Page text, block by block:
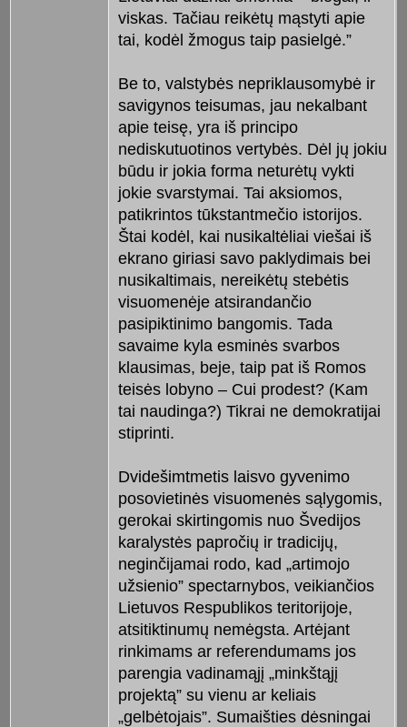
viskas. Tačiau reikėtų mąstyti apie
tai, kodėl žmogus taip pasielgė.”
Be to, valstybės nepriklausomybė ir
savigynos teisumas, jau nekalbant
apie teisę, yra iš principo
nediskutuotinos vertybės. Dėl jų jokiu
būdu ir jokia forma neturėtų vykti
jokie svarstymai. Tai aksiomos,
patikrintos tūkstantmečio istorijos.
Štai kodėl, kai nusikaltėliai viešai iš
ekrano giriasi savo paklydimais bei
nusikaltimais, nereikėtų stebėtis
visuomenėje atsirandančio
pasipiktinimo bangomis. Tada
savaime kyla esminės svarbos
klausimas, beje, taip pat iš Romos
teisės lobyno – Cui prodest? (Kam
tai naudinga?) Tikrai ne demokratijai
stiprinti.
Dvidešimtmetis laisvo gyvenimo
posovietinės visuomenės sąlygomis,
gerokai skirtingomis nuo Švedijos
karalystės papročių ir tradicijų,
neginčijamai rodo, kad „artimojo
užsienio” spectarnybos, veikiančios
Lietuvos Respublikos teritorijoje,
atsitiktinumų nemėgsta. Artėjant
rinkimams ar referendumams jos
parengia vadinamąjį „minkštąjį
projektą” su vienu ar keliais
„gelbėtojais”. Sumaišties dėsningai